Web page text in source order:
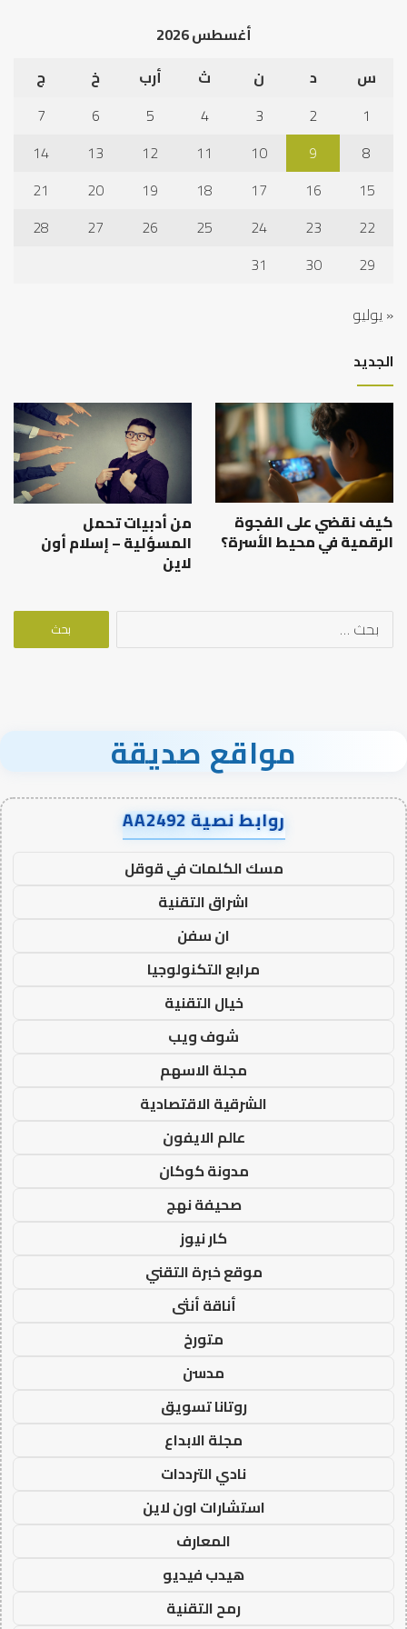
أغسطس 2026
س
د ن ث أرب خ
ج
1
2
3
4
5
6
7
8
9
10
11
12
13
14
15
16
17
18
19
20
21
22
23
24
25
26
27
28
29
30
31
« يوليو
الجديد
كيف نقضي على الفجوة
الرقمية في محيط الأسرة؟
من أدبيات تحمل
المسؤلية – إسلام أون
لاين
البحث
مواقع صديقة
روابط نصية AA2492
مسك الكلمات في قوقل
اشراق التقنية
ان سفن
مرابع التكنولوجيا
خيال التقنية
شوف ويب
مجلة الاسهم
الشرقية الاقتصادية
عالم الايفون
مدونة كوكان
صحيفة نهج
كار نيوز
موقع خبرة التقني
أناقة أنثى
متورخ
مدسن
روتانا تسويق
مجلة الابداع
نادي الترددات
استشارات اون لاين
المعارف
هيدب فيديو
رمح التقنية